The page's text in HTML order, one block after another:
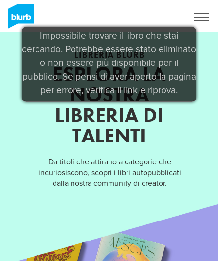
Impossibile trovare il libro che stai
cercando. Potrebbe essere stato eliminato
o non essere più disponibile per il
pubblico. Se pensi di aver aperto la pagina
per errore, verifica il link e riprova.
LIBRERIA BLURB
ESPLORA LA
NOSTRA
LIBRERIA DI
TALENTI
Da titoli che attirano a categorie che
incuriosiscono, scopri i libri autopubblicati
dalla nostra community di creator.